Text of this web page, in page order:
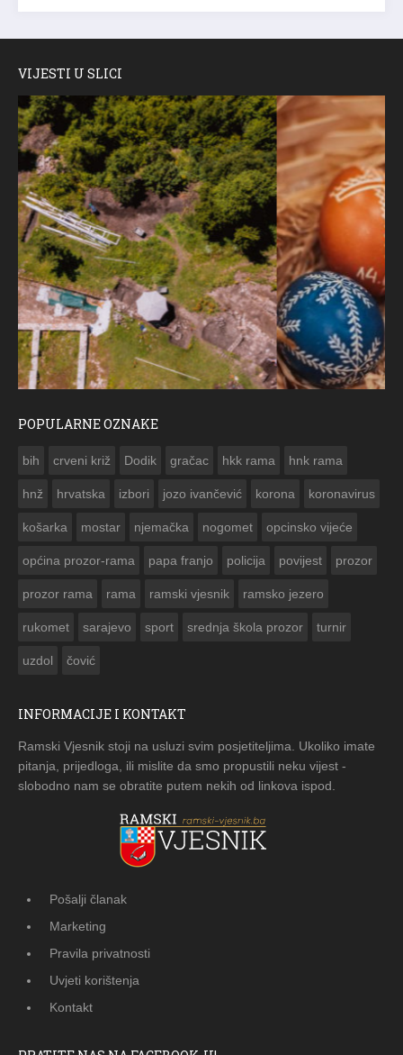
VIJESTI U SLICI
POPULARNE OZNAKE
bih crveni križ Dodik gračac hkk rama hnk rama
hnž hrvatska izbori jozo ivančević korona koronavirus
košarka mostar njemačka nogomet opcinsko vijeće
općina prozor-rama papa franjo policija povijest prozor
prozor rama rama ramski vjesnik ramsko jezero
rukomet sarajevo sport srednja škola prozor turnir
uzdol čović
INFORMACIJE I KONTAKT
Ramski Vjesnik stoji na usluzi svim posjetiteljima. Ukoliko imate
pitanja, prijedloga, ili mislite da smo propustili neku vijest -
slobodno nam se obratite putem nekih od linkova ispod.
Pošalji članak
Marketing
Pravila privatnosti
Uvjeti korištenja
Kontakt